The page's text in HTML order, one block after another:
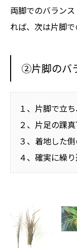
両脚でのバラン
れば、次は片脚で
②片脚のバ
１、片脚で立
２、片足の踝
３、着地した
４、確実に繰
レ
ー
ヤ
ー